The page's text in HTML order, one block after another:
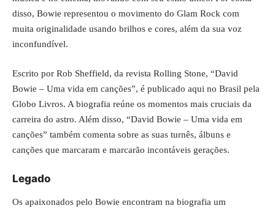
disso, Bowie representou o movimento do Glam Rock com
muita originalidade usando brilhos e cores, além da sua voz
inconfundível.
Escrito por Rob Sheffield, da revista Rolling Stone, “David
Bowie – Uma vida em canções”, é publicado aqui no Brasil pela
Globo Livros. A biografia reúne os momentos mais cruciais da
carreira do astro. Além disso, “David Bowie – Uma vida em
canções” também comenta sobre as suas turnês, álbuns e
canções que marcaram e marcarão incontáveis gerações.
Legado
Os apaixonados pelo Bowie encontram na biografia um